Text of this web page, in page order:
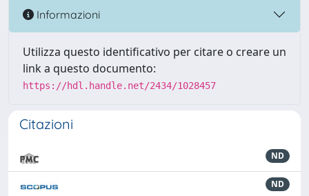
Informazioni
Utilizza questo identificativo per citare o creare un
link a questo documento:
https://hdl.handle.net/2434/1028457
Citazioni
ND
ND